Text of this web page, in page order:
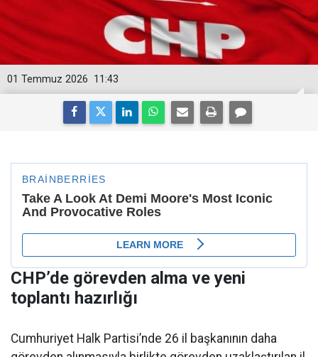
11:43
01 Temmuz 2026
CHP’de görevden alma ve yeni
toplantı hazırlığı
Cumhuriyet Halk Partisi’nde 26 il başkanının daha